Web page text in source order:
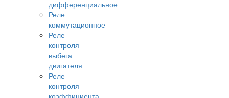
дифференциальное
Реле
коммутационное
Реле
контроля
выбега
двигателя
Реле
контроля